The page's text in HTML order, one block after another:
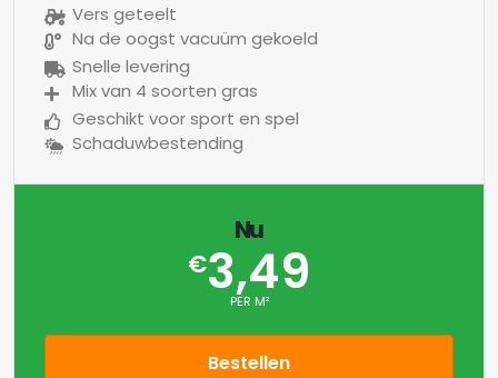
Vers geteelt
Na de oogst vacuüm gekoeld
Snelle levering
Mix van 4 soorten gras
Geschikt voor sport en spel
Schaduwbestending
Nu
€3,49
PER M²
Bestellen